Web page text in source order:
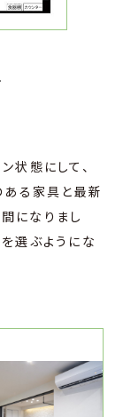
状態にして、
ある家具と最新
になりまし
選ぶようにな